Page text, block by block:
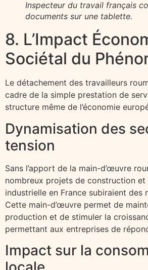
Inspecteur du travail français
documents sur une tablette.
8. L’Impact
Sociétal du
Le détachement des travailleurs
cadre de la simple prestation de
structure même de l’économie
Dynamisation des
tension
Sans l’apport de la main-d’œuvre
nombreux projets de construction et
industrielle en France subiraient des
Cette main-d’œuvre permet de
production et de stimuler la
permettant aux entreprises de
Impact sur la